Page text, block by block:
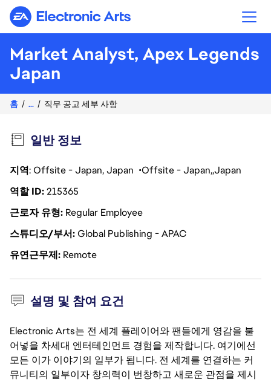
Electronic Arts
Market Analyst, Apex Legends
Japan
홈 ... 직무 공고 세부 사항
일반 정보
지역: Offsite - Japan, Japan Offsite - Japan Japan
역할 ID215365
근로자 유형 Regular Employee
스튜디오/부서Global Publishing - APAC
유연근무제 Remote
설명 및 참여 요건
Electronic Arts는 전 세계 플레이어와 팬들에게 영감을 불
어넣을 차세대 엔터테인먼트 경험을 제작합니다. 여기에선
모든 이가 이야기의 일부가 됩니다. 전 세계를 연결하는 커
뮤니티의 일부이자 창의력이 번창하고 새로운 관점을 제시